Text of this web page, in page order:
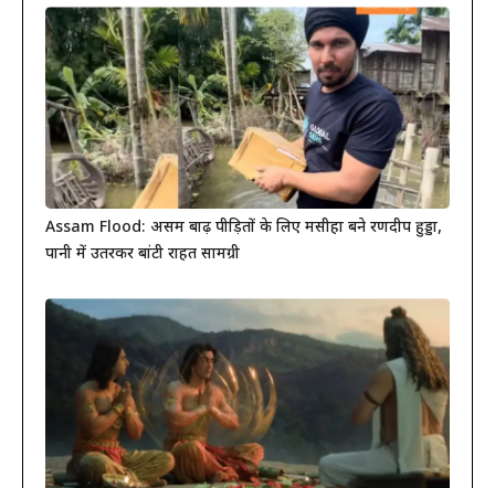
Assam Flood: असम बाढ़ पीड़ितों के लिए मसीहा बने रणदीप हुड्डा,
पानी में उतरकर बांटी राहत सामग्री